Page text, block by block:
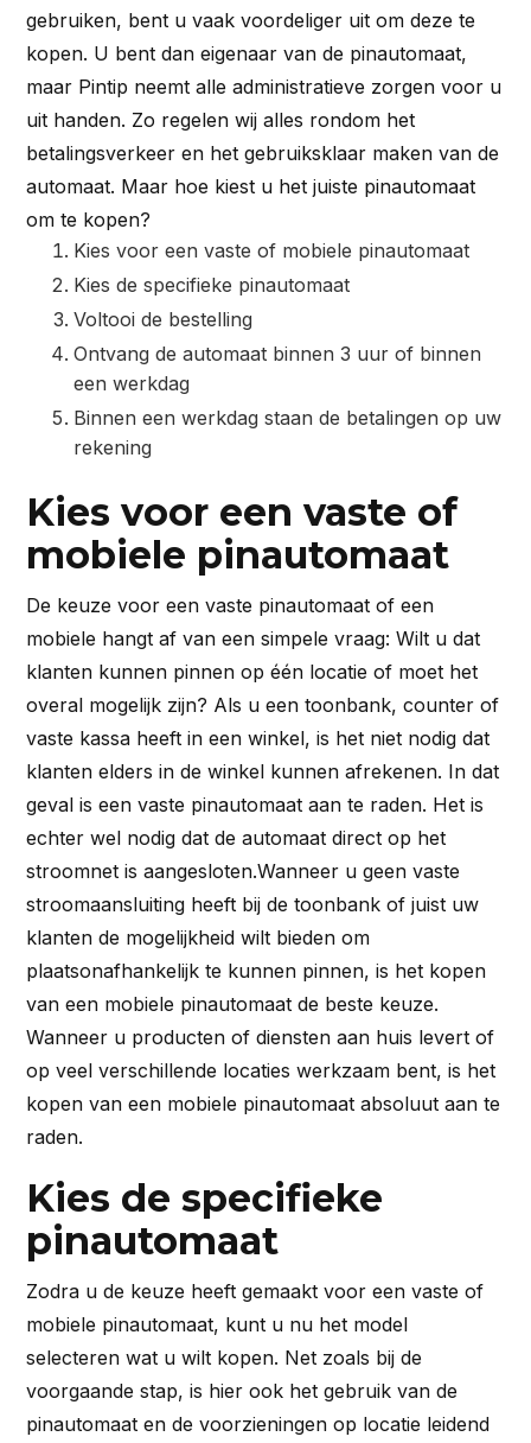
gebruiken, bent u vaak voordeliger uit om deze te
kopen. U bent dan eigenaar van de pinautomaat,
maar Pintip neemt alle administratieve zorgen voor u
uit handen. Zo regelen wij alles rondom het
betalingsverkeer en het gebruiksklaar maken van de
automaat. Maar hoe kiest u het juiste pinautomaat
om te kopen?
Kies voor een vaste of mobiele pinautomaat
Kies de specifieke pinautomaat
Voltooi de bestelling
Ontvang de automaat binnen 3 uur of binnen
een werkdag
Binnen een werkdag staan de betalingen op uw
rekening
Kies voor een vaste of
mobiele pinautomaat
De keuze voor een vaste pinautomaat of een
mobiele hangt af van een simpele vraag: Wilt u dat
klanten kunnen pinnen op één locatie of moet het
overal mogelijk zijn? Als u een toonbank, counter of
vaste kassa heeft in een winkel, is het niet nodig dat
klanten elders in de winkel kunnen afrekenen. In dat
geval is een vaste pinautomaat aan te raden. Het is
echter wel nodig dat de automaat direct op het
stroomnet is aangesloten.Wanneer u geen vaste
stroomaansluiting heeft bij de toonbank of juist uw
klanten de mogelijkheid wilt bieden om
plaatsonafhankelijk te kunnen pinnen, is het kopen
van een mobiele pinautomaat de beste keuze.
Wanneer u producten of diensten aan huis levert of
op veel verschillende locaties werkzaam bent, is het
kopen van een mobiele pinautomaat absoluut aan te
raden.
Kies de specifieke
pinautomaat
Zodra u de keuze heeft gemaakt voor een vaste of
mobiele pinautomaat, kunt u nu het model
selecteren wat u wilt kopen. Net zoals bij de
voorgaande stap, is hier ook het gebruik van de
pinautomaat en de voorzieningen op locatie leidend